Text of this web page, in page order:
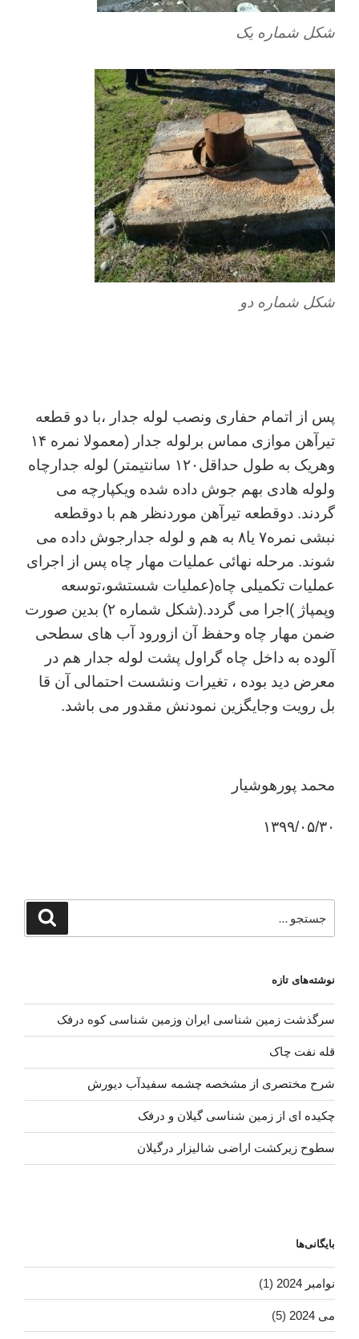
شکل شماره یک
شکل شماره دو
پس از اتمام حفاری ونصب لوله جدار ،با دو قطعه
تیرآهن موازی مماس برلوله جدار (معمولا نمره ۱۴
وهریک به طول حداقل۱۲۰ سانتیمتر) لوله جدارچاه
ولوله هادی بهم جوش داده شده ویکپارچه می
گردند. دوقطعه تیرآهن موردنظر هم با دوقطعه
نبشی نمره۷ یا۸ به هم و لوله جدارجوش داده می
شوند. مرحله نهائی عملیات مهار چاه پس از اجرای
عملیات تکمیلی چاه(عملیات شستشو،توسعه
وپمپاژ )اجرا می گردد.(شکل شماره ۲) بدین صورت
ضمن مهار چاه وحفظ آن ازورود آب های سطحی
آلوده به داخل چاه گراول پشت لوله جدار هم در
معرض دید بوده ، تغیرات ونشست احتمالی آن قا
بل رویت وجایگزین نمودنش مقدور می باشد.
محمد پورهوشیار
۱۳۹۹/۰۵/۳۰
برای
جستجو
نوشته‌های تازه
سرگذشت زمین شناسی ایران وزمین شناسی کوه درفک
قله نفت چاک
شرح مختصری از مشخصه چشمه سفیدآب دیورش
چکیده ای از زمین شناسی گیلان و درفک
سطوح زیرکشت اراضی شالیزار درگیلان
بایگانی‌ها
نوامبر 2024 (1)
می 2024 (5)